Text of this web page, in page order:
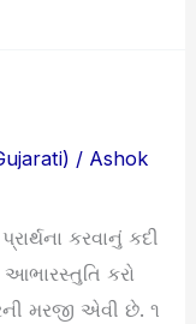
/ Ashok
કરવાનું કદી
કરો
મરજી એવી છે. ૧